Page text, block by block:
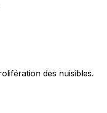
des nuisibles.